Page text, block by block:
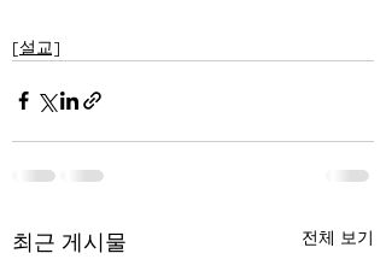
[설교]
최근 게시물 전체 보기